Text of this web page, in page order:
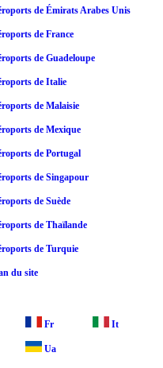
de Émirats Arabes Unis
de France
de Guadeloupe
de Italie
de Malaisie
de Mexique
de Portugal
de Singapour
de Suède
de Thaïlande
de Turquie
du site
Fr It
Ua